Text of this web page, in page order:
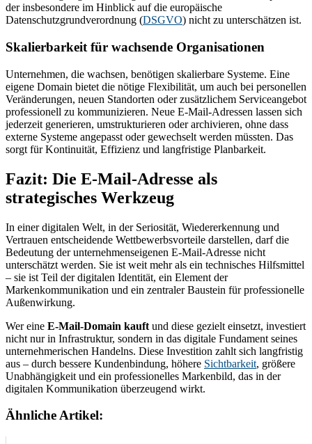
der insbesondere im Hinblick auf die europäische
Datenschutzgrundverordnung (DSGVO) nicht zu unterschätzen ist.
Skalierbarkeit für wachsende Organisationen
Unternehmen, die wachsen, benötigen skalierbare Systeme. Eine
eigene Domain bietet die nötige Flexibilität, um auch bei personellen
Veränderungen, neuen Standorten oder zusätzlichem Serviceangebot
professionell zu kommunizieren. Neue E-Mail-Adressen lassen sich
jederzeit generieren, umstrukturieren oder archivieren, ohne dass
externe Systeme angepasst oder gewechselt werden müssten. Das
sorgt für Kontinuität, Effizienz und langfristige Planbarkeit.
Fazit: Die E-Mail-Adresse als
strategisches Werkzeug
In einer digitalen Welt, in der Seriosität, Wiedererkennung und
Vertrauen entscheidende Wettbewerbsvorteile darstellen, darf die
Bedeutung der unternehmenseigenen E-Mail-Adresse nicht
unterschätzt werden. Sie ist weit mehr als ein technisches Hilfsmittel
– sie ist Teil der digitalen Identität, ein Element der
Markenkommunikation und ein zentraler Baustein für professionelle
Außenwirkung.
Wer eine E-Mail-Domain kauft und diese gezielt einsetzt, investiert
nicht nur in Infrastruktur, sondern in das digitale Fundament seines
unternehmerischen Handelns. Diese Investition zahlt sich langfristig
aus – durch bessere Kundenbindung, höhere Sichtbarkeit, größere
Unabhängigkeit und ein professionelles Markenbild, das in der
digitalen Kommunikation überzeugend wirkt.
Ähnliche Artikel: